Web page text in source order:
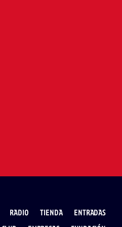
RADIO TIENDA
ENTRADAS